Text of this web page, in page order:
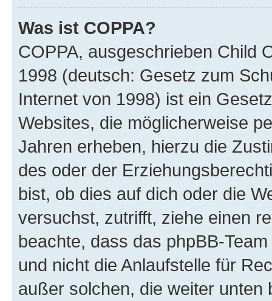
Was ist COPPA?
COPPA, ausgeschrieben Child
1998 (deutsch: Gesetz zum
Internet von 1998) ist ein
Websites, die möglicherweise
Jahren erheben, hierzu die
des oder der
bist, ob dies auf dich oder die
versuchst, zutrifft, ziehe einen
beachte, dass das phpBB-
und nicht die Anlaufstelle für
außer solchen, die weiter unten